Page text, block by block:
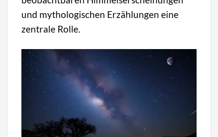
und mythologischen Erzählungen eine
zentrale Rolle.